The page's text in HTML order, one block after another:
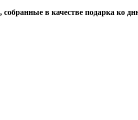
в качестве подарка